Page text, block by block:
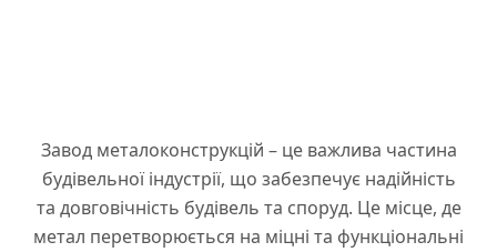
Завод металоконструкцій – це важлива частина
будівельної індустрії, що забезпечує надійність
та довговічність будівель та споруд. Це місце, де
метал перетворюється на міцні та функціональні